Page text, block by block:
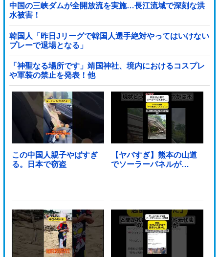
中国の三峡ダムが全開放流を実施…長江流域で深刻な洪
水被害！
韓国人「昨日Jリーグで韓国人選手絶対やってはいけない
プレーで退場となる」
「神聖なる場所です」靖国神社、境内におけるコスプレ
や軍装の禁止を発表！他
この中国人親子やばすぎ
る。日本で窃盗
【ヤバすぎ】熊本の山道
でソーラーパネルが…